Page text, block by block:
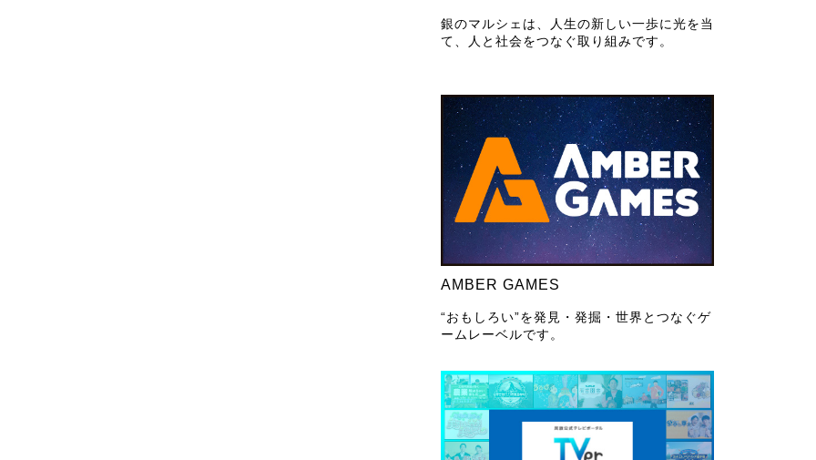
銀のマルシェは、人生の新しい一歩に光を当
て、人と社会をつなぐ取り組みです。
AMBER GAMES
“おもしろい”を発見・発掘・世界とつなぐゲ
ームレーベルです。